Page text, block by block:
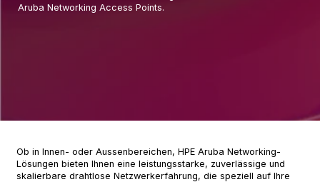
Aruba Networking Access Points.
Ob in Innen- oder Aussenbereichen, HPE Aruba Networking-
Lösungen bieten Ihnen eine leistungsstarke, zuverlässige und
skalierbare drahtlose Netzwerkerfahrung, die speziell auf Ihre